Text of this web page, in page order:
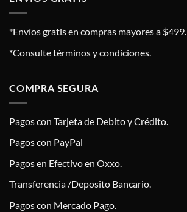
*Envíos gratis en compras mayores a $499.
*Consulte términos y condiciones.
COMPRA SEGURA
Pagos con Tarjeta de Debito y Crédito.
Pagos con PayPal
Pagos en Efectivo en Oxxo.
Transferencia /Deposito Bancario.
Pagos con Mercado Pago.